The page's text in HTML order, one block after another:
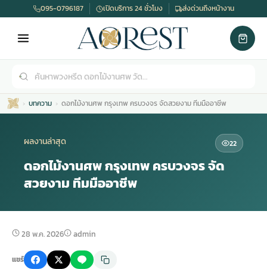
ดอกไม้หน้าศพ
จัดดอกไม้หน้าศพ
พวงหรีด กรุงเทพ
สั่งพวงหรีด
มรุสีขาว
ไม้งานแต่ง
ไม้งานแต่ง ราคาถูก
พวงหรีดพัดลม
พวงหรีดพัดลม ราคาถูก
รับจัดงานศพ
รับจัดงานศพ ครบวงจร
095-0796187 เปิดบริการ 24 ชั่วโมง ส่งด่วนถึงหน้างาน
บทความ ดอกไม้งานศพ กรุงเทพ ครบวงจร จัดสวยงาม ทีมมืออาชีพ
ผลงานล่าสุด 22
ดอกไม้งานศพ กรุงเทพ ครบวงจร จัด
สวยงาม ทีมมืออาชีพ
28 พ.ค. 2026 admin
แชร์